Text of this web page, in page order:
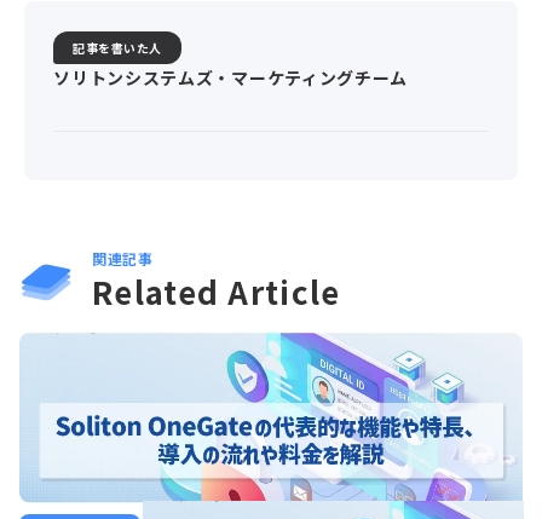
記事を書いた人
ソリトンシステムズ・マーケティングチーム
関連記事
Related Article